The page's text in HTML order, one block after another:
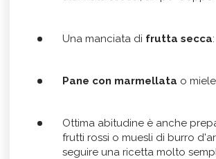
Una manciata di frutta secca
Pane con marmellata o
Ottima abitudine è anche
frutti rossi o muesli di burro
seguire una ricetta molto